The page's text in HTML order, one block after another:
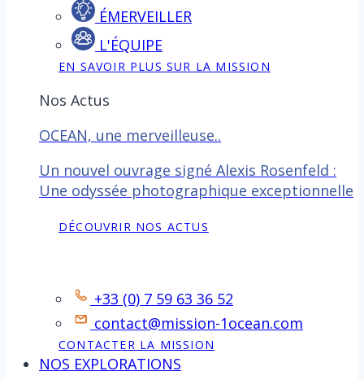
ÉMERVEILLER
L'ÉQUIPE
EN SAVOIR PLUS SUR LA MISSION
Nos Actus
OCEAN, une merveilleuse..
Un nouvel ouvrage signé Alexis Rosenfeld :
Une odyssée photographique exceptionnelle
DÉCOUVRIR NOS ACTUS
+33 (0) 7 59 63 36 52
contact@mission-1ocean.com
CONTACTER LA MISSION
NOS EXPLORATIONS